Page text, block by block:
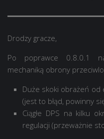
Drodzy gracze,
Po poprawce 0.8.0.1
mechaniką obrony
Duże skoki obrażeń od
(jest to błąd, powinny
Ciągłe DPS na kilku
regulacji (przeważnie